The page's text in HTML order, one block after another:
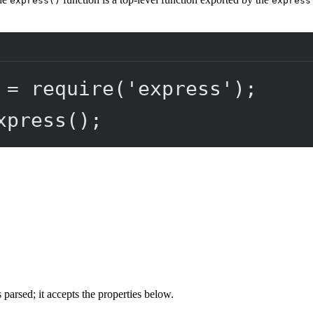
= require( 'express' );
();
it accepts the properties below.